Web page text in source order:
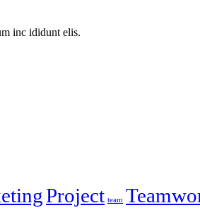
inc ididunt elis.
Project team